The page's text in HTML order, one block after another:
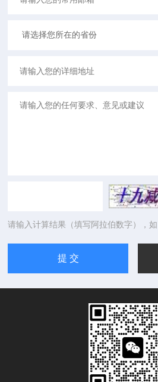
请输入计算结果（填写阿拉伯数字），